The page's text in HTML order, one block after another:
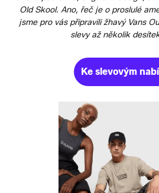
Old Skool. Ano, řeč je o proslulé
jsme pro vás připravili žhavý Vans
slevy až několik
Ke slevovým